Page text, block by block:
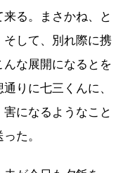
る。まさかね、と
して、別れ際に携
な展開になるとを
りに七三くんに、
になるようなこと
た。